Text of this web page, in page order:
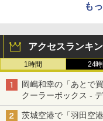
も
アクセスランキ
1時間 24
岡嶋和幸の「あとで
クーラーボックス -
茨城空港で「羽田空